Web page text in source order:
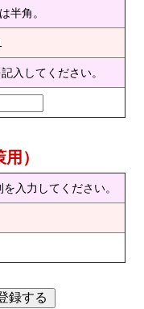
半角。
入してください。
）
入力してください。